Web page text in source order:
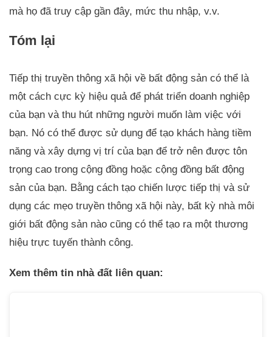
mà họ đã truy cập gần đây, mức thu nhập, v.v.
Tóm lại
Tiếp thị truyền thông xã hội về bất động sản có thể là
một cách cực kỳ hiệu quả để phát triển doanh nghiệp
của bạn và thu hút những người muốn làm việc với
bạn. Nó có thể được sử dụng để tạo khách hàng tiềm
năng và xây dựng vị trí của bạn để trở nên được tôn
trọng cao trong cộng đồng hoặc cộng đồng bất động
sản của bạn. Bằng cách tạo chiến lược tiếp thị và sử
dụng các mẹo truyền thông xã hội này, bất kỳ nhà môi
giới bất động sản nào cũng có thể tạo ra một thương
hiệu trực tuyến thành công.
Xem thêm tin nhà đất liên quan: